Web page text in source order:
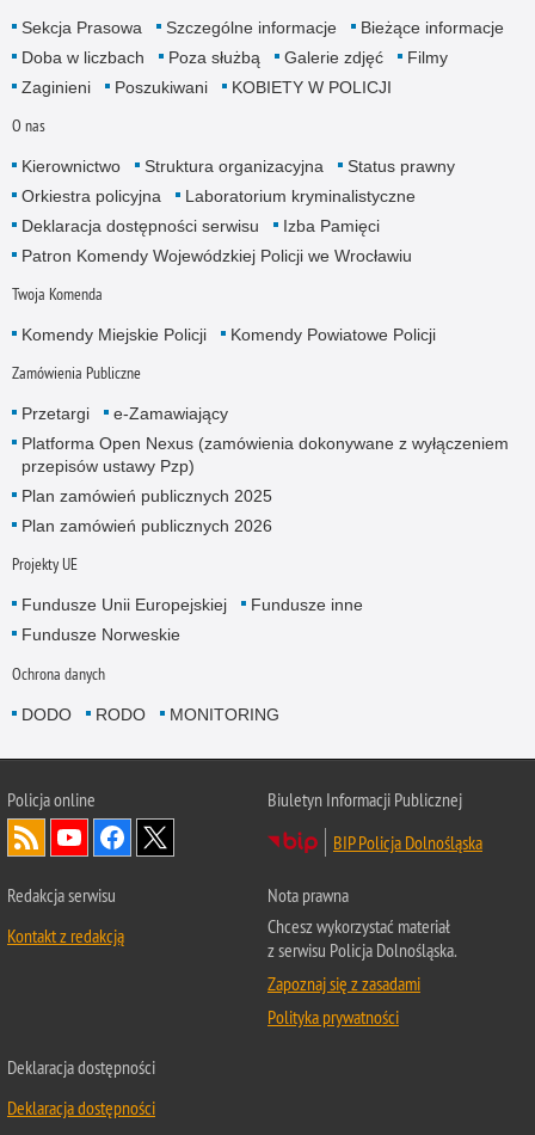
Sekcja Prasowa Szczególne informacje
Bieżące informacje
Doba w liczbach
Poza służbą Galerie zdjęć
Filmy
Zaginieni
Poszukiwani KOBIETY W POLICJI
O nas
Kierownictwo Struktura organizacyjna
Status prawny
Orkiestra policyjna
Laboratorium kryminalistyczne
Deklaracja dostępności serwisu
Izba Pamięci
Patron Komendy Wojewódzkiej Policji we Wrocławiu
Twoja Komenda
Komendy Miejskie Policji Komendy Powiatowe Policji
Zamówienia Publiczne
Przetargi
e-Zamawiający
Platforma Open Nexus (zamówienia dokonywane z wyłączeniem
przepisów ustawy Pzp)
Plan zamówień publicznych 2025
Plan zamówień publicznych 2026
Projekty UE
Fundusze Unii Europejskiej
Fundusze inne
Fundusze Norweskie
Ochrona danych
DODO RODO MONITORING
Policjaonline
Biuletyn Informacji Publicznej
BIP Policja Dolnośląska
Redakcja serwisu
Kontakt z redakcją
Nota prawna
Chcesz wykorzystać materiał
z serwisu Policja Dolnośląska.
Zapoznaj się z zasadami
Polityka prywatności
Deklaracja dostępności
Deklaracja dostępności